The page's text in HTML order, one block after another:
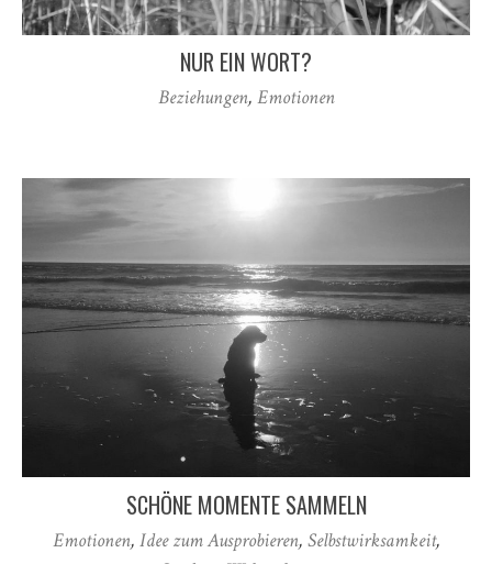
NUR EIN WORT?
Beziehungen, Emotionen
SCHÖNE MOMENTE SAMMELN
Emotionen, Idee zum Ausprobieren, Selbstwirksamkeit,